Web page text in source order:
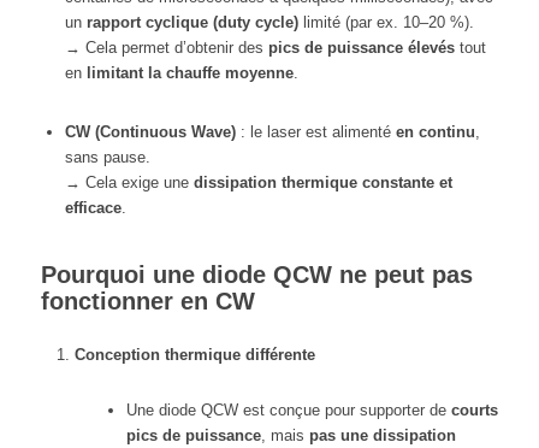
un rapport cyclique (duty cycle)limité (par ex. 10–20 %).
→ Cela permet d’obtenir des pics de puissance élevéstout
en limitant la chauffe moyenne.
CW (Continuous Wave): le laser est alimenté en continu,
sans pause.
→ Cela exige une dissipation thermique constante et
efficace.
Pourquoi une diode QCW ne peut pas
fonctionner en CW
Conception thermique différente
Une diode QCW est conçue pour supporter de courts
pics de puissance, mais pas une dissipation